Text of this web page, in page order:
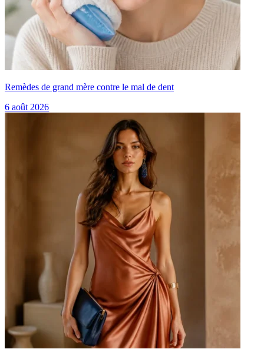
Remèdes de grand mère contre le mal de dent
6 août 2026